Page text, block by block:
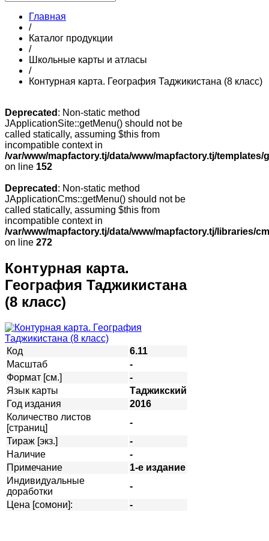
Главная
/
Каталог продукции
/
Школьные карты и атласы
/
Контурная карта. География Таджикистана (8 класс)
Deprecated : Non-static method
JApplicationSite::getMenu() should not be
called statically, assuming $this from
incompatible context in
/var/www/mapfactory.tj/data/www/mapfactory.tj/
on line 152
Deprecated : Non-static method
JApplicationCms::getMenu() should not be
called statically, assuming $this from
incompatible context in
/var/www/mapfactory.tj/data/www/mapfactory.tj/libraries/
on line 272
Контурная карта.
География Таджикистана
(8 класс)
Код
6.11
Масштаб
-
Формат [см.]
-
Язык карты
Таджикский
Год издания
2016
Количество листов
[страниц]
-
Тираж [экз.]
-
Наличие
-
Примечание
1-е издание
Индивидуальные
доработки
-
Цена [сомони]:
-